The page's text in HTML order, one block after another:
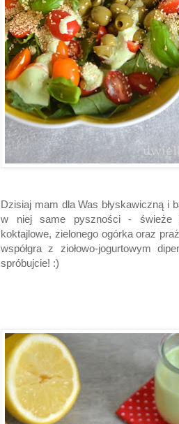
Dzisiaj mam dla Was błyskawiczną i
w niej same pyszności - świeże
koktajlowe, zielonego ogórka oraz
współgra z ziołowo-jogurtowym
spróbujcie! :)